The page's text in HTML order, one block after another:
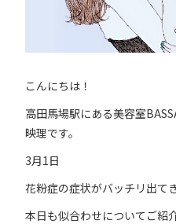
こんにちは！
高田馬場駅にある美容室
映理です。
3月1日
花粉症の症状がバッチリ出て
本日も似合わせについてご紹